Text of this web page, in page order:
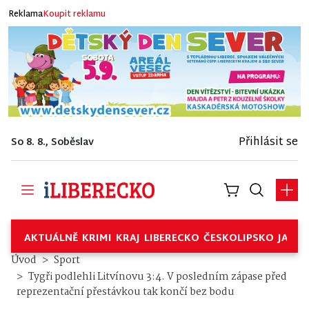
ReklamaKoupit reklamu
So 8. 8., Soběslav Přihlásit se
AKTUÁLNĚ KRIMI KRAJ LIBERECKO ČESKOLIPSKO
Úvod
Sport
Tygři podlehli Litvínovu 3:4. V posledním zápase před
reprezentační přestávkou tak končí bez bodu